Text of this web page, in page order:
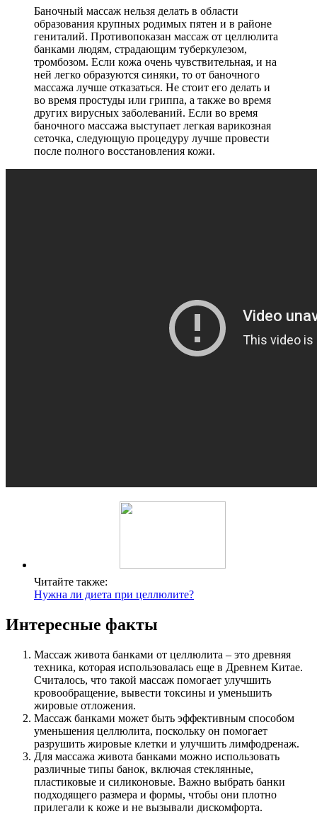
Баночный массаж нельзя делать в области
образования крупных родимых пятен и в районе
гениталий. Противопоказан массаж от целлюлита
банками людям, страдающим туберкулезом,
тромбозом. Если кожа очень чувствительная, и на
ней легко образуются синяки, то от баночного
массажа лучше отказаться. Не стоит его делать и
во время простуды или гриппа, а также во время
других вирусных заболеваний. Если во время
баночного массажа выступает легкая варикозная
сеточка, следующую процедуру лучше провести
после полного восстановления кожи.
Читайте также:
Нужна ли диета при целлюлите?
Интересные факты
Массаж живота банками от целлюлита – это древняя
техника, которая использовалась еще в Древнем Китае.
Считалось, что такой массаж помогает улучшить
кровообращение, вывести токсины и уменьшить
жировые отложения.
Массаж банками может быть эффективным способом
уменьшения целлюлита, поскольку он помогает
разрушить жировые клетки и улучшить лимфодренаж.
Для массажа живота банками можно использовать
различные типы банок, включая стеклянные,
пластиковые и силиконовые. Важно выбрать банки
подходящего размера и формы, чтобы они плотно
прилегали к коже и не вызывали дискомфорта.